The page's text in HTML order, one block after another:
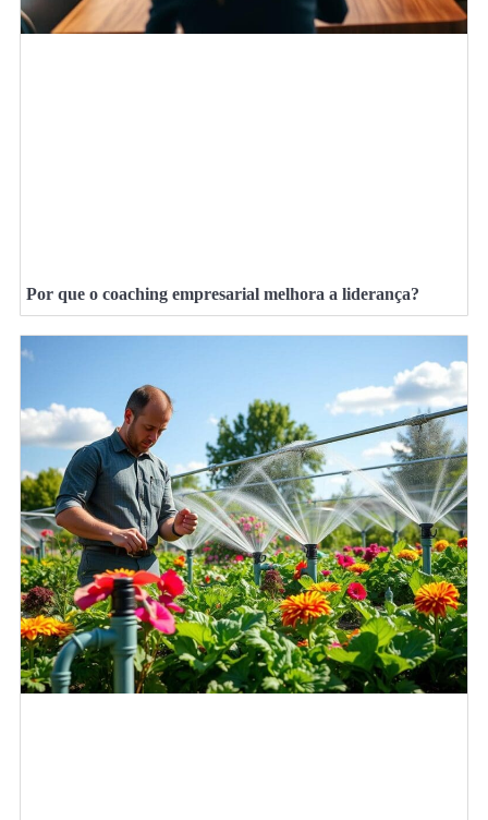
Por que o coaching empresarial melhora a liderança?